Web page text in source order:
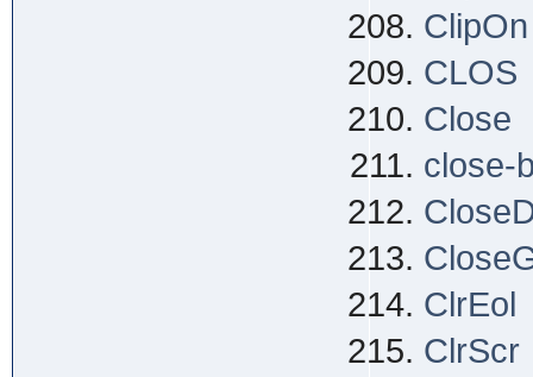
ClipOn
CLOS
Close
close-
ClrEol
ClrScr